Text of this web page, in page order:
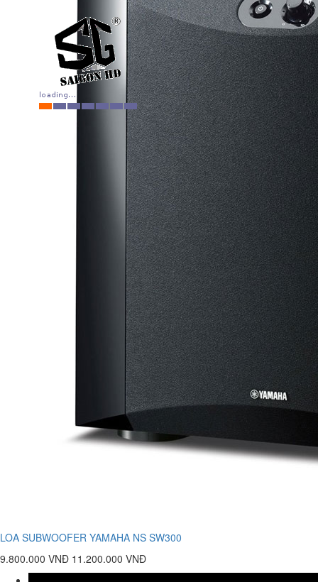
LOA SUBWOOFER YAMAHA NS SW300
9.800.000 VNĐ 11.200.000 VNĐ